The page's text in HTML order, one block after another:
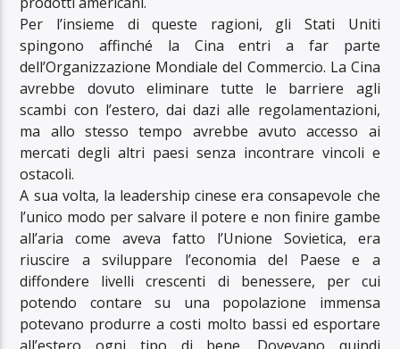
Per l’insieme di queste ragioni, gli Stati Uniti
spingono affinché la Cina entri a far parte
dell’Organizzazione Mondiale del Commercio. La Cina
avrebbe dovuto eliminare tutte le barriere agli
scambi con l’estero, dai dazi alle regolamentazioni,
ma allo stesso tempo avrebbe avuto accesso ai
mercati degli altri paesi senza incontrare vincoli e
ostacoli.
A sua volta, la leadership cinese era consapevole che
l’unico modo per salvare il potere e non finire gambe
all’aria come aveva fatto l’Unione Sovietica, era
riuscire a sviluppare l’economia del Paese e a
diffondere livelli crescenti di benessere, per cui
potendo contare su una popolazione immensa
potevano produrre a costi molto bassi ed esportare